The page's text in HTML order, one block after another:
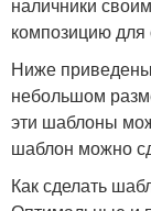
композицию
Ниже
небольшом
эти шаблоны
шаблон можно
Как сделать